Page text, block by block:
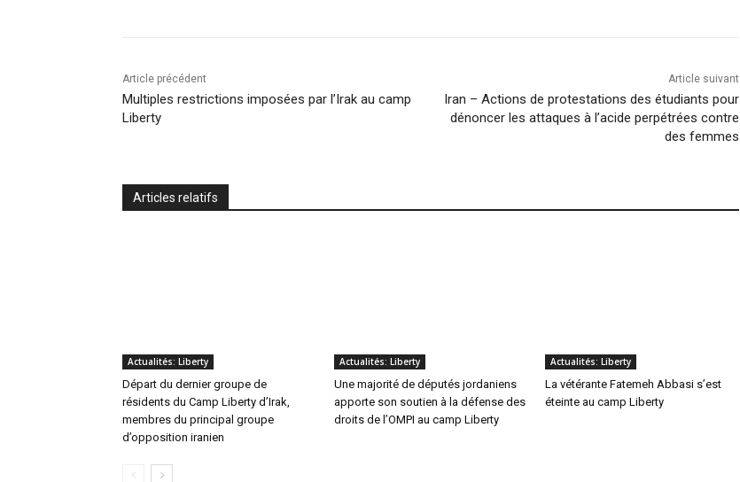
Article précédent
Multiples restrictions imposées par l’Irak au camp
Liberty
Article suivant
Iran – Actions de protestations des étudiants pour
dénoncer les attaques à l’acide perpétrées contre
des femmes
Articles relatifs
Actualités: Liberty
Départ du dernier groupe de
résidents du Camp Liberty d’Irak,
membres du principal groupe
d’opposition iranien
Actualités: Liberty
Une majorité de députés jordaniens
apporte son soutien à la défense des
droits de l’OMPI au camp Liberty
Actualités: Liberty
La vétérante Fatemeh Abbasi s’est
éteinte au camp Liberty